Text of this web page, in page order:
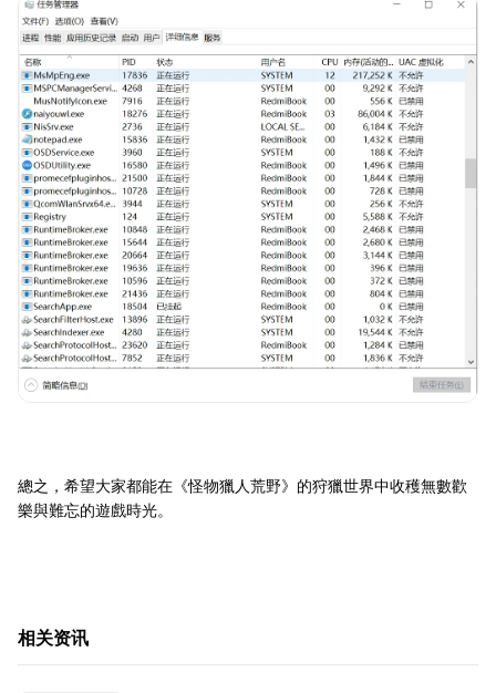
總之，希望大家都能在《怪物獵人荒野》的狩獵世界中收穫無數歡
樂與難忘的遊戲時光。
相关资讯